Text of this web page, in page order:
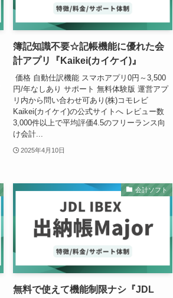
簿記知識不要☆記帳機能に優れた会
計アプリ『Kaikei(カイケイ)』
価格 自動仕訳機能 スマホアプリ0円～3,500
円/年なしあり サポート 無料体験版 運営アプ
リ内から問い合わせ可あり(株)コモレビ
Kaikei(カイケイ)の公式サイトへ レビュー数
3,000件以上で平均評価4.5のフリーランス向
け会計...
2025年4月10日
会計ソフト
無料で使えて機能制限ナシ『JDL